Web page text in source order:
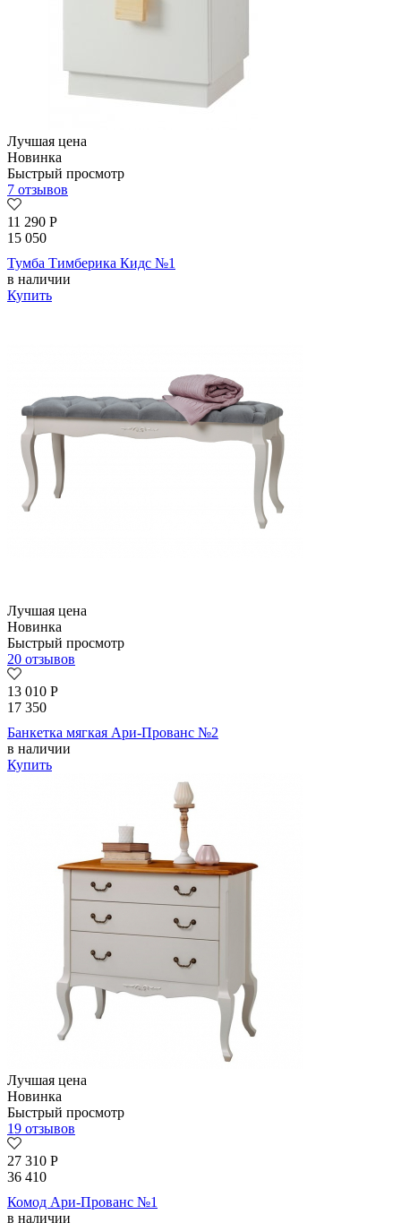
Лучшая цена
Новинка
Быстрый просмотр
7 отзывов
11 290 Р
15 050
Тумба Тимберика Кидс №1
в наличии
Купить
Лучшая цена
Новинка
Быстрый просмотр
20 отзывов
13 010 Р
17 350
Банкетка мягкая Ари-Прованс №2
в наличии
Купить
Лучшая цена
Новинка
Быстрый просмотр
19 отзывов
27 310 Р
36 410
Комод Ари-Прованс №1
в наличии